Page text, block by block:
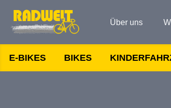
Über uns
E-BIKES BIKES